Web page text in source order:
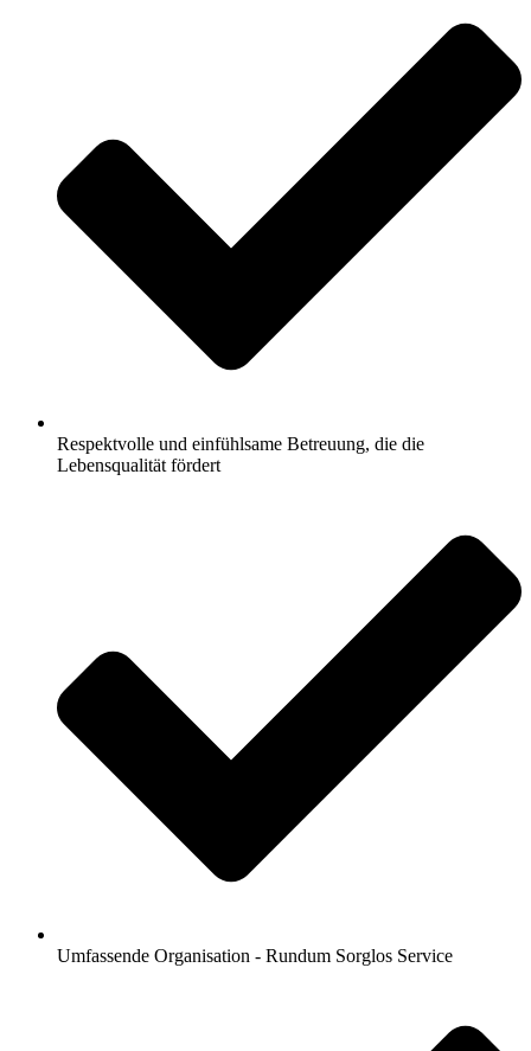
Respektvolle und einfühlsame Betreuung, die die
Lebensqualität fördert
Umfassende Organisation - Rundum Sorglos Service